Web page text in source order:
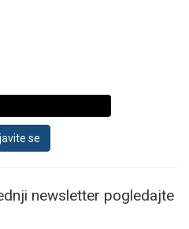
newsletter pogledajte